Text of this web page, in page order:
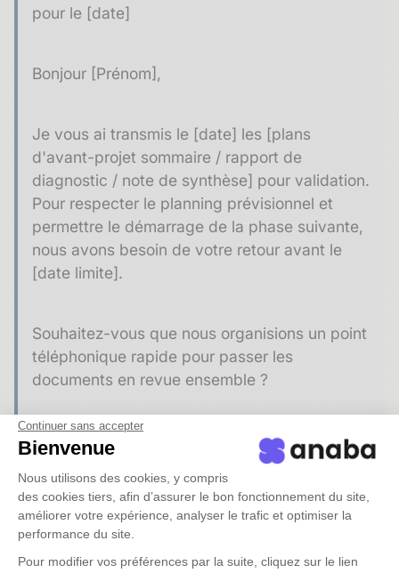
Continuer sans accepter
Bienvenue
Nous utilisons des cookies, y compris
des cookies tiers, afin d’assurer le bon fonctionnement du site,
améliorer votre expérience, analyser le trafic et optimiser la
performance du site.
Pour modifier vos préférences par la suite, cliquez sur le lien
pour le [date]
Bonjour [Prénom],
Je vous ai transmis le [date] les [plans
d'avant-projet sommaire / rapport de
diagnostic / note de synthèse] pour validation.
Pour respecter le planning prévisionnel et
permettre le démarrage de la phase suivante,
nous avons besoin de votre retour avant le
[date limite].
Souhaitez-vous que nous organisions un point
téléphonique rapide pour passer les
documents en revue ensemble ?
Cordialement,
[Bureau d'études]
Modèle 3 : relance proactive en fin de